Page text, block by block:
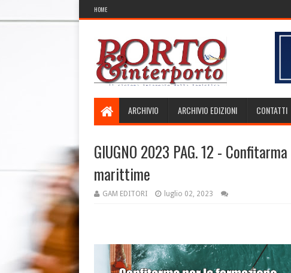
HOME
ARCHIVIO ARCHIVIO EDIZIONI CONTATTI
GIUGNO 2023 PAG. 12 -
marittime
GAM EDITORI luglio 02, 2023